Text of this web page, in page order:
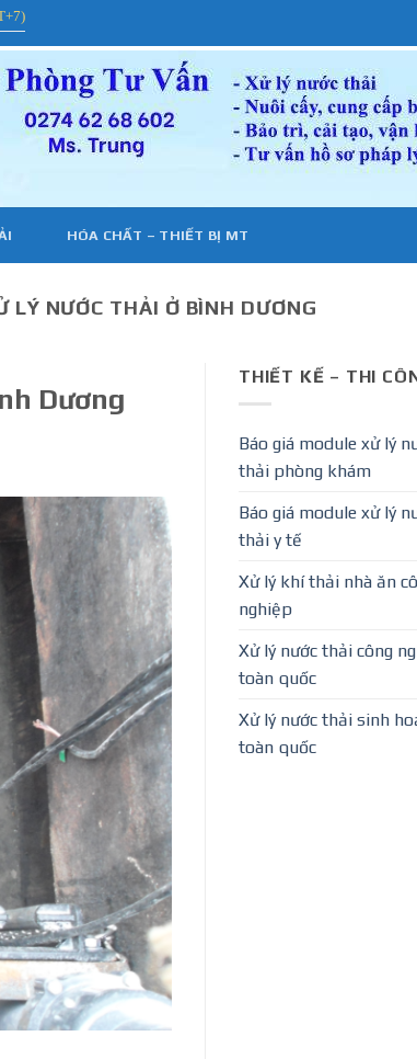
HÓA CHẤT – THIẾT BỊ MT
LÝ NƯỚC THẢI Ở BÌNH DƯƠNG
Dương
THIẾT KẾ – THI
Báo giá module xử lý
thải phòng khám
Báo giá module xử lý
thải y tế
Xử lý khí thải nhà ăn
nghiệp
Xử lý nước thải công
toàn quốc
Xử lý nước thải sinh
toàn quốc